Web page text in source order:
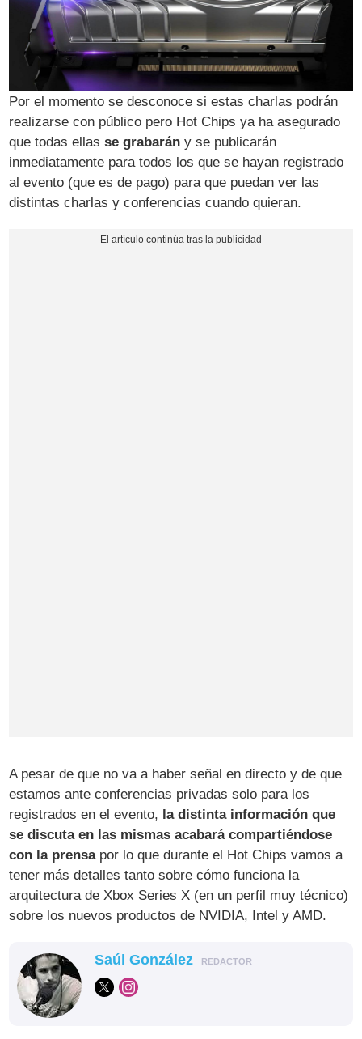
Por el momento se desconoce si estas charlas podrán
realizarse con público pero Hot Chips ya ha asegurado
que todas ellasse grabarán y se publicarán
inmediatamente para todos los que se hayan registrado
al evento (que es de pago) para que puedan ver las
distintas charlas y conferencias cuando quieran.
A pesar de que no va a haber señal en directo y de que
estamos ante conferencias privadas solo para los
registrados en el evento, la distinta información que
se discuta en las mismas acabará compartiéndose
con la prensapor lo que durante el Hot Chips vamos a
tener más detalles tanto sobre cómo funciona la
arquitectura de Xbox Series X (en un perfil muy técnico)
sobre los nuevos productos de NVIDIA, Intel y AMD.
Saúl González REDACTOR